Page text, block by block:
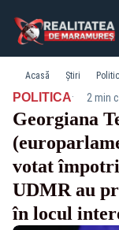
Acasă Știri
POLITICA· 2 min
Georgiana
votat
UDMR au
în locul